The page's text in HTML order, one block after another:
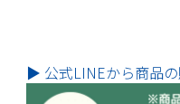
▶ 公式LINEから商品